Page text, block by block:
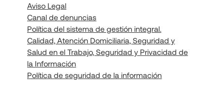
Aviso Legal
Canal de denuncias
Política del sistema de gestión integral.
Calidad, Atención Domiciliaria, Seguridad y
Salud en el Trabajo, Seguridad y Privacidad de
la Información
Política de seguridad de la información